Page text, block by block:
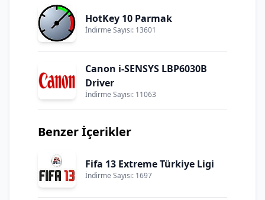
HotKey 10 Parmak
İndirme Sayısı: 13601
Canon i-SENSYS LBP6030B
Driver
İndirme Sayısı: 11063
Benzer İçerikler
Fifa 13 Extreme Türkiye Ligi
İndirme Sayısı: 1697